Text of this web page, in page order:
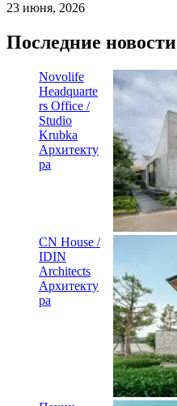
23 июня, 2026
Последние новости
Novolife
Headquarte
rs Office /
Studio
Krubka
Архитекту
ра
CN House /
IDIN
Architects
Архитекту
ра